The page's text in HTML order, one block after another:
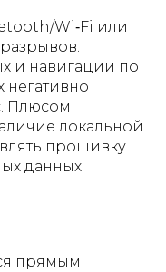
Wi‑Fi или
и навигации по
негативно
Плюсом
локальной
прошивку
данных.
прямым